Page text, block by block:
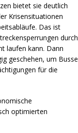
bietet sie deutlich
Krisensituationen
Das ist
durch
laufen kann. Dann
geschehen, um Busse
für die
optimierten